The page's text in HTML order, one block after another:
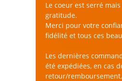
Le coeur est serré
gratitude.
Merci pour votre
fidélité et tous ces
Les dernières
été expédiées, en cas
retour/